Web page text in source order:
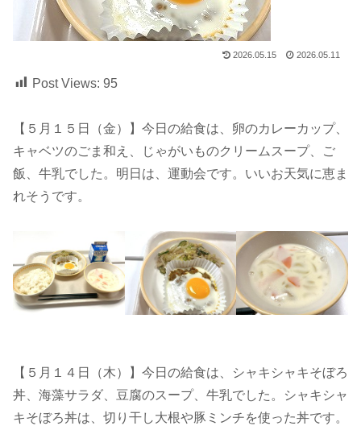
2026.05.15 2026.05.11
Post Views: 95
【５月１５日（金）】今日の給食は、卵のカレーカップ、
キャベツのごま和え、じゃがいものクリームスープ、ご
飯、牛乳でした。明日は、運動会です。いいお天気に恵ま
れそうです。
【５月１４日（木）】今日の給食は、シャキシャキそぼろ
丼、海藻サラダ、豆腐のスープ、牛乳でした。シャキシャ
キそぼろ丼は、切り干し大根や豚ミンチを使った丼です。